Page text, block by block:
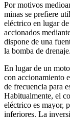
Por motivos
minas se prefiere
eléctrico en lugar
accionados
dispone de una
la bomba de drenaje.
En lugar de un
con accionamiento
de frecuencia para
Habitualmente, el
eléctrico es mayor,
inferiores. La